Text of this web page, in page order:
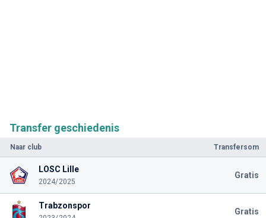
Transfer geschiedenis
Naar club Transfersom
LOSC Lille
2024/2025
Gratis
Trabzonspor
Gratis